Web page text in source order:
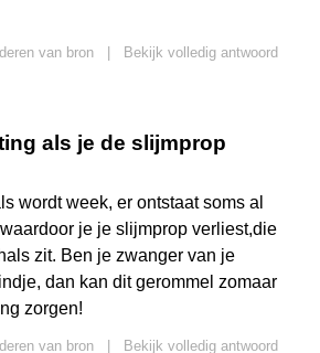
van bron
Bekijk volledig antwoord
als je de slijmprop
wordt week, er ontstaat soms al
je je slijmprop verliest,die
zit. Ben je zwanger van je
dan kan dit gerommel zomaar
zorgen!
van bron
Bekijk volledig antwoord